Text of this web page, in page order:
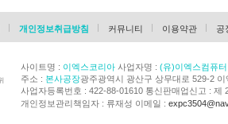
개인정보취급방침 커뮤니티 이용약관 공
사이트명 : 이엑스코리아사업자명 : (유)이엑스컴퓨터
주소 : 본사공장광주광역시 광산구 상무대로 529-2 이
사업자등록번호 : 422-88-01610 통신판매업신고 : 제
개인정보관리책임자 : 류재성 이메일 :